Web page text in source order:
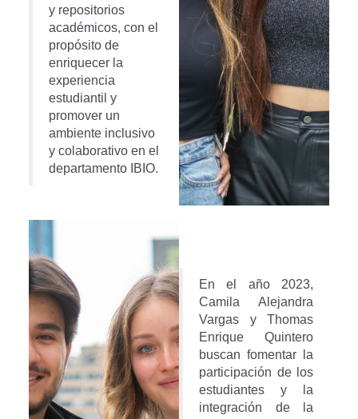
y repositorios
académicos, con el
propósito de
enriquecer la
experiencia
estudiantil y
promover un
ambiente inclusivo
y colaborativo en el
departamento IBIO.
En el año 2023,
Camila Alejandra
Vargas y Thomas
Enrique Quintero
buscan fomentar la
participación de los
estudiantes y la
integración de la